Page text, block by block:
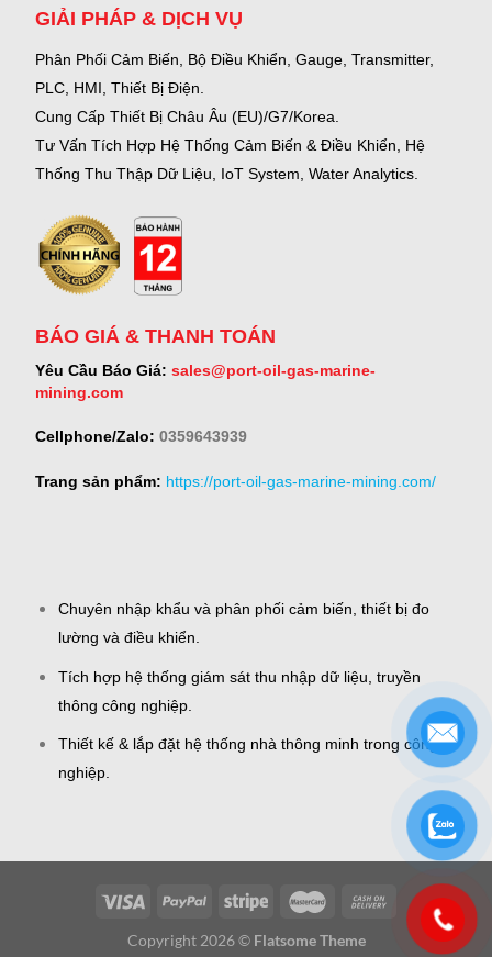
GIẢI PHÁP & DỊCH VỤ
Phân Phối Cảm Biến, Bộ Điều Khiển, Gauge, Transmitter,
PLC, HMI, Thiết Bị Điện.
Cung Cấp Thiết Bị Châu Âu (EU)/G7/Korea.
Tư Vấn Tích Hợp Hệ Thống Cảm Biến & Điều Khiển, Hệ
Thống Thu Thập Dữ Liệu, IoT System, Water Analytics.
BÁO GIÁ & THANH TOÁN
Yêu Cầu Báo Giá: sales@port-oil-gas-marine-
mining.com
Cellphone/Zalo: 0359643939
Trang sản phẩm: https://port-oil-gas-marine-mining.com/
Chuyên nhập khẩu và phân phối cảm biến, thiết bị đo
lường và điều khiển.
Tích hợp hệ thống giám sát thu nhập dữ liệu, truyền
thông công nghiệp.
Thiết kế & lắp đặt hệ thống nhà thông minh trong công
nghiệp.
Copyright 2026 © Flatsome Theme